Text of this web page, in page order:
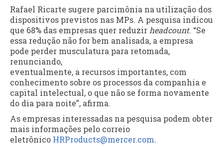
Rafael Ricarte sugere parcimônia na utilização dos
dispositivos previstos nas MPs. A pesquisa indicou
que 68% das empresas quer reduzirheadcount. “Se
essa redução não for bem analisada, a empresa
pode perder musculatura para retomada,
renunciando,
eventualmente, a recursos importantes, com
conhecimento sobre os processos da companhia e
capital intelectual, o que não se forma novamente
do dia para noite”, afirma.
As empresas interessadas na pesquisa podem obter
mais informações pelo correio
eletrônico HRProducts@mercer.com.